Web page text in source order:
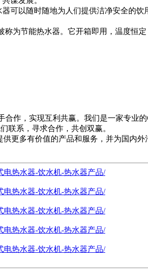
可以随时随地为人们提供洁净安全的
为节能热水器。它开箱即用，温度恒
作，实现互利共赢。我们是一家专业
联系，寻求合作，共创双赢。
更多有价值的产品和服务，并为国内